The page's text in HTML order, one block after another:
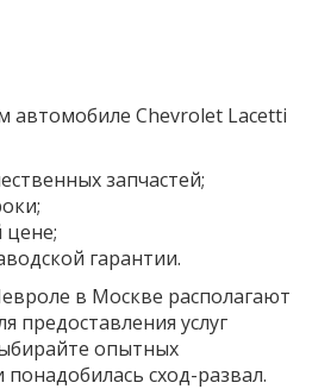
автомобиле Chevrolet Lacetti
запчастей;
гарантии.
в Москве располагают
предоставления услуг
опытных
сход-развал.